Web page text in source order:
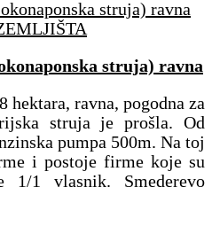
struja) ravna
hektara, ravna, pogodna za
struja je prošla. Od
pumpa 500m. Na toj
i postoje firme koje su
1/1 vlasnik. Smederevo